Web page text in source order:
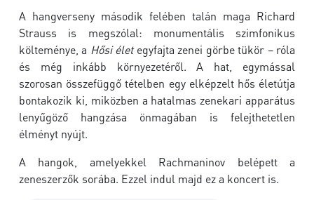
A hangverseny második felében talán maga Richard
Strauss is megszólal: monumentális szimfonikus
költeménye, a Hősi életegyfajta zenei görbe tükör – róla
és még inkább környezetéről. A hat, egymással
szorosan összefüggő tételben egy elképzelt hős életútja
bontakozik ki, miközben a hatalmas zenekari apparátus
lenyűgöző hangzása önmagában is felejthetetlen
élményt nyújt.
A hangok, amelyekkel Rachmaninov belépett a
zeneszerzők sorába. Ezzel indul majd ez a koncert is.